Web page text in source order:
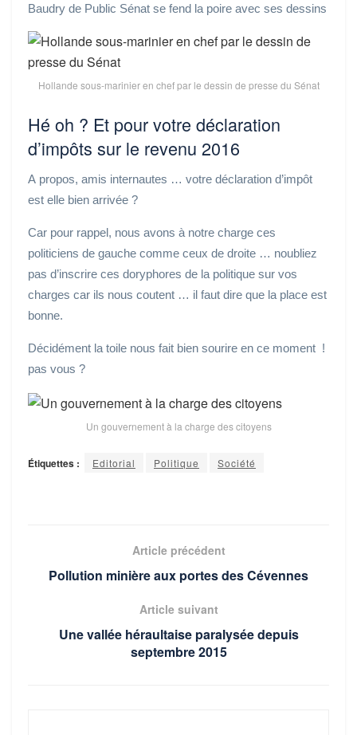
Baudry de Public Sénat se fend la poire avec ses dessins
Hollande sous-marinier en chef par le dessin de presse du Sénat
Hé oh ? Et pour votre déclaration
d’impôts sur le revenu 2016
A propos, amis internautes … votre déclaration d’impôt
est elle bien arrivée ?
Car pour rappel, nous avons à notre charge ces
politiciens de gauche comme ceux de droite … noubliez
pas d’inscrire ces doryphores de la politique sur vos
charges car ils nous coutent … il faut dire que la place est
bonne.
Décidément la toile nous fait bien sourire en ce moment !
pas vous ?
Un gouvernement à la charge des citoyens
Étiquettes : Editorial Politique Société
Article précédent
Pollution minière aux portes des Cévennes
Article suivant
Une vallée héraultaise paralysée depuis
septembre 2015